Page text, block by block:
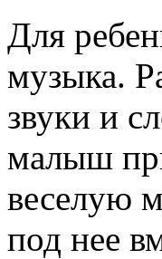
Для
музыка.
звуки и
малыш
веселую
под нее